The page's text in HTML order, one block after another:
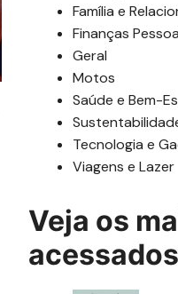
Família e
Finanças
Geral
Motos
Saúde e Bem-
Tecnologia e
Viagens e Lazer
Veja os
acessados